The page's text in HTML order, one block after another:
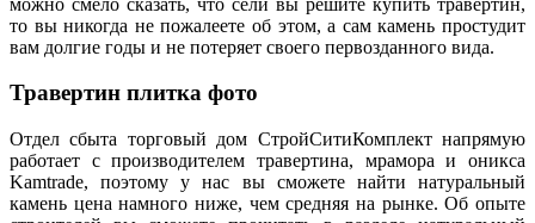
то вы никогда не пожалеете об этом, а сам камень простудит
вам долгие годы и не потеряет своего первозданного вида.
Травертин плитка фото
Отдел сбыта торговый дом СтройСитиКомплект напрямую
работает с производителем травертина, мрамора и оникса
Kamtrade, поэтому у нас вы сможете найти натуральный
камень цена намного ниже, чем средняя на рынке. Об опыте